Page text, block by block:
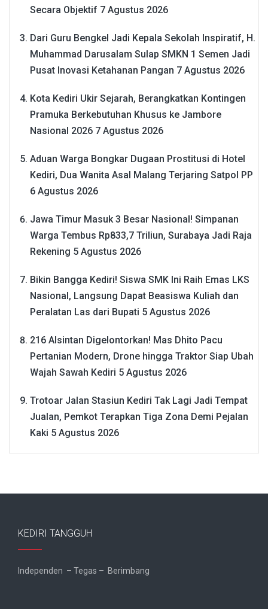
Secara Objektif 7 Agustus 2026
Dari Guru Bengkel Jadi Kepala Sekolah Inspiratif, H.
Muhammad Darusalam Sulap SMKN 1 Semen Jadi
Pusat Inovasi Ketahanan Pangan 7 Agustus 2026
Kota Kediri Ukir Sejarah, Berangkatkan Kontingen
Pramuka Berkebutuhan Khusus ke Jambore
Nasional 2026 7 Agustus 2026
Aduan Warga Bongkar Dugaan Prostitusi di Hotel
Kediri, Dua Wanita Asal Malang Terjaring Satpol PP
6 Agustus 2026
Jawa Timur Masuk 3 Besar Nasional! Simpanan
Warga Tembus Rp833,7 Triliun, Surabaya Jadi Raja
Rekening 5 Agustus 2026
Bikin Bangga Kediri! Siswa SMK Ini Raih Emas LKS
Nasional, Langsung Dapat Beasiswa Kuliah dan
Peralatan Las dari Bupati 5 Agustus 2026
216 Alsintan Digelontorkan! Mas Dhito Pacu
Pertanian Modern, Drone hingga Traktor Siap Ubah
Wajah Sawah Kediri 5 Agustus 2026
Trotoar Jalan Stasiun Kediri Tak Lagi Jadi Tempat
Jualan, Pemkot Terapkan Tiga Zona Demi Pejalan
Kaki 5 Agustus 2026
KEDIRI TANGGUH
Independen – Tegas – Berimbang